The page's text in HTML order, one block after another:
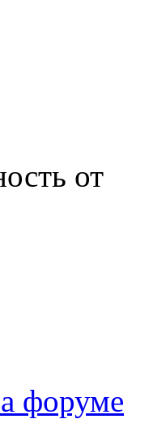
от
форуме